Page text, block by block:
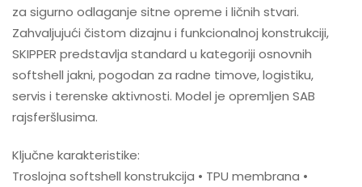
za sigurno odlaganje sitne opreme i ličnih stvari.
Zahvaljujući čistom dizajnu i funkcionalnoj konstrukciji,
SKIPPER predstavlja standard u kategoriji osnovnih
softshell jakni, pogodan za radne timove, logistiku,
servis i terenske aktivnosti. Model je opremljen SAB
rajsferšlusima.
Ključne karakteristike:
Troslojna softshell konstrukcija • TPU membrana •